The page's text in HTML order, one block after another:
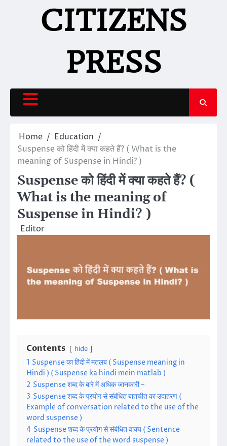
CITIZENS
PRESS
Home
Education
Suspense को हिंदी में क्या कहते हैं? ( What is the
meaning of Suspense in Hindi? )
Suspense को हिंदी में क्या कहते हैं? (
What is the meaning of
Suspense in Hindi? )
Editor
Contents hide
1 Suspense का हिंदी में मतलब ( Suspense meaning in
Hindi ) ( Suspense ka hindi mein matlab )
2 Suspense शब्द के बारे में अधिक जानकारी –
3 Suspense शब्द के प्रयोग से संबंधित बातचीत का उदाहरण (
Example of conversation related to the use of the
word suspense )
4 Suspense शब्द के प्रयोग से संबंधित वाक्य ( Sentence
related to the use of the word suspense )